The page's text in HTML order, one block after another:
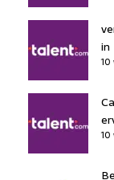
in
10
10